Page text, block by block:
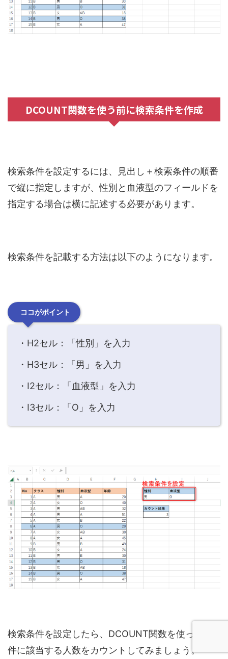
DCOUNT関数を使う前に検索条件を作成
検索条件を設定するには、見出し＋検索条件の順番
で縦に指定しますが、性別と血液型のフィールドを
指定する場合は横に記述する必要があります。
検索条件を記載する方法は以下のようになります。
ココがポイント
・H2セル：「性別」を入力
・H3セル：「男」を入力
・I2セル：「血液型」を入力
・I3セル：「O」を入力
検索条件を設定したら、DCOUNT関数を使って条
件に該当する人数をカウントしてみましょう。